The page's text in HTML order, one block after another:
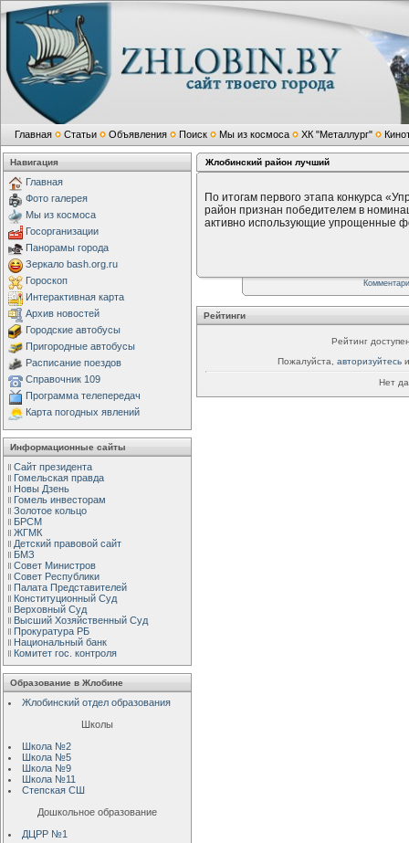
Главная Статьи Объявления Поиск Мы из космоса ХК "Металлург"
Навигация
Главная
Фото галерея
Мы из космоса
Госорганизации
Панорамы города
Зеркало bash.org.ru
Гороскоп
Интерактивная карта
Архив новостей
Городские автобусы
Пригородные автобусы
Расписание поездов
Справочник 109
Программа телепередач
Карта погодных явлений
Информационные сайты
Сайт президента
Гомельская правда
Новы Дзень
Гомель инвесторам
Золотое кольцо
БРСМ
ЖГМК
Детский правовой сайт
БМЗ
Совет Министров
Совет Республики
Палата Представителей
Конституционный Cуд
Верховный Cуд
Высший Хозяйственный Суд
Прокуратура РБ
Национальный банк
Комитет гос. контроля
Образование в Жлобине
Жлобинский отдел образования
Школы
Школа №2
Школа №5
Школа №9
Школа №11
Степская СШ
Дошкольное образование
ДЦРР №1
Жлобинский район лучший
По итогам первого этапа конкурса
район признан победителем в
активно использующие упрощенные
Рейтинги
Рейтинг
Пожалуйста, авторизуйтесь
Нет